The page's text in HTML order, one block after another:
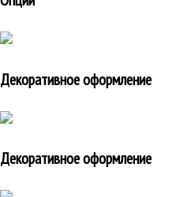
Декоративное оформление
Декоративное оформление